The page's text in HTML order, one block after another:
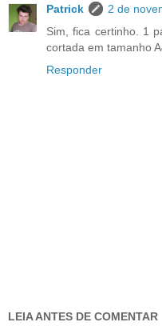
Patrick
2 de
Sim, fica certinho. 1
cortada em tamanho
Responder
LEIA ANTES DE COMENTAR